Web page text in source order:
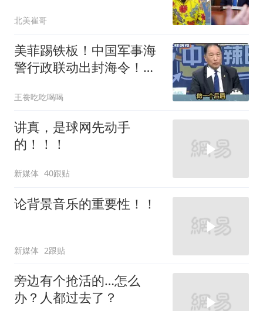
北美崔哥
美菲踢铁板！中国军事海
警行政联动出封海令！台
王飬吃吃喝喝
讲真，是球网先动手
的！！！
新媒体 40跟贴
论背景音乐的重要性！！
新媒体 2跟贴
旁边有个抢活的…怎么
办？人都过去了？